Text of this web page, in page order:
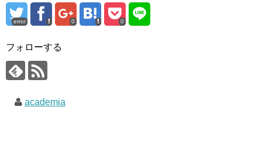
error 0 0
フォローする
academia